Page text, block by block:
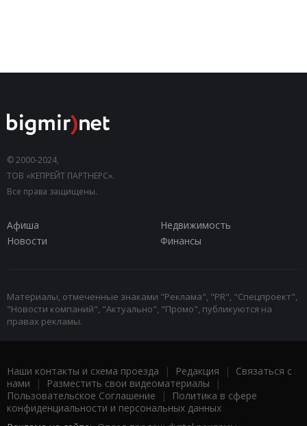
© 2000-2024,
ТОВ «КЕПРЕЙТ ПАРТНЕРС».
Все права защищены.
Афиша
Недвижимость
Новости
Финансы
Материалы, отмеченные знаками "Реклама", "PR", "Спецпроект",
"Новости компаний", "Актуально", "Промо", публикуются на
правах рекламы.
Наши контакты и схема проезда | Редакция | Связаться с
нами | Разместить свои видеоматериалы |
Пользовательское Соглашение |
Политика в сфере
конфиденциальности и персональных данных